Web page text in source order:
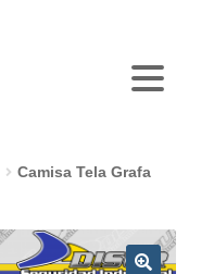
Camisa Tela Grafa